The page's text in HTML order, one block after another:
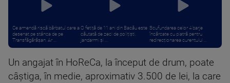
Ce amendă riscă bărbatul care a
desenat pe stânca de pe
Transfăgărășan. Ar ...
O fetiță de 11 ani din Bacău este
căutată de zeci de polițiști,
jandarmi și ...
Scufundarea celor 4 barje
încărcate cu piatră pentru
redirecționarea curentului ...
Un angajat în HoReCa, la început de drum, poate
câștiga, în medie, aproximativ 3.500 de lei, la care